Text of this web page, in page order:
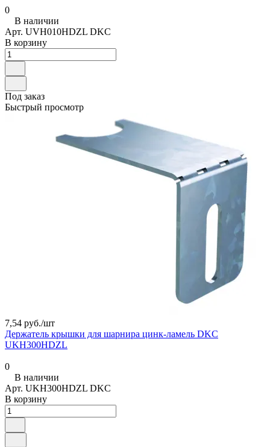
0
В наличии
Арт. UVH010HDZL DKC
В корзину
Под заказ
Быстрый просмотр
7,54 руб./шт
Держатель крышки для шарнира цинк-ламель DKC
UKH300HDZL
0
В наличии
Арт. UKH300HDZL DKC
В корзину